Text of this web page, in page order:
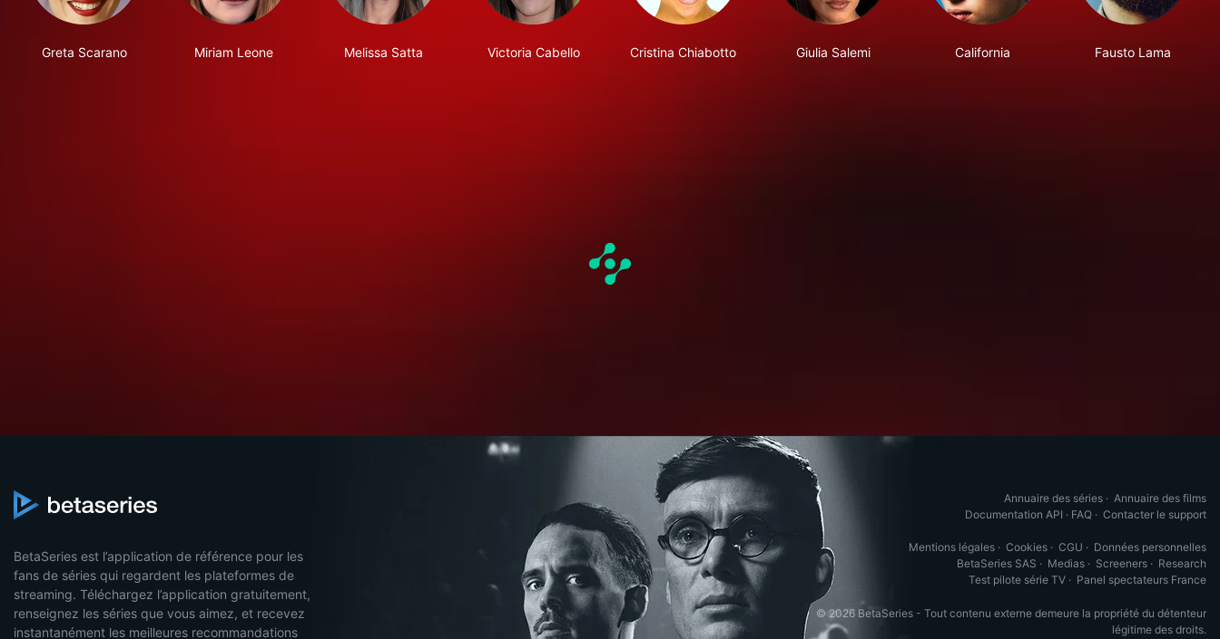
Greta Scarano Miriam Leone Melissa Satta Victoria Cabello Cristina Chiabotto Giulia Salemi California Fausto Lama
BetaSeries est l’application de référence pour les
fans de séries qui regardent les plateformes de
streaming. Téléchargez l’application gratuitement,
renseignez les séries que vous aimez, et recevez
instantanément les meilleures recommandations
Annuaire des séries · Annuaire des films
Documentation API · FAQ · Contacter le support
Mentions légales · Cookies · CGU · Données personnelles
BetaSeries SAS · Medias · Screeners · Research
Test pilote série TV · Panel spectateurs France
© 2026 BetaSeries - Tout contenu externe demeure la propriété du détenteur
légitime des droits.